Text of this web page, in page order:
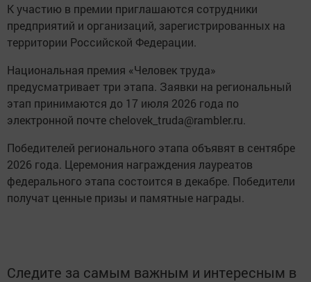
К участию в премии приглашаются сотрудники
предприятий и организаций, зарегистрированных на
территории Российской Федерации.
Национальная премия «Человек труда»
предусматривает три этапа. Заявки на региональный
этап принимаются до 17 июля 2026 года по
электронной почте chelovek_truda@rambler.ru.
Победителей регионального этапа объявят в сентябре
2026 года. Церемония награждения лауреатов
федерального этапа состоится в декабре. Победители
получат ценные призы и памятные награды.
Следите за самым важным и интересным в